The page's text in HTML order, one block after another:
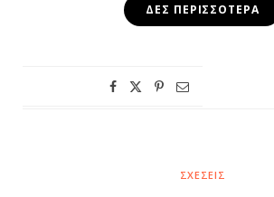
ΔΕΣ ΠΕΡΙΣΣΌΤΕΡΑ
ΣΧΈΣΕΙΣ